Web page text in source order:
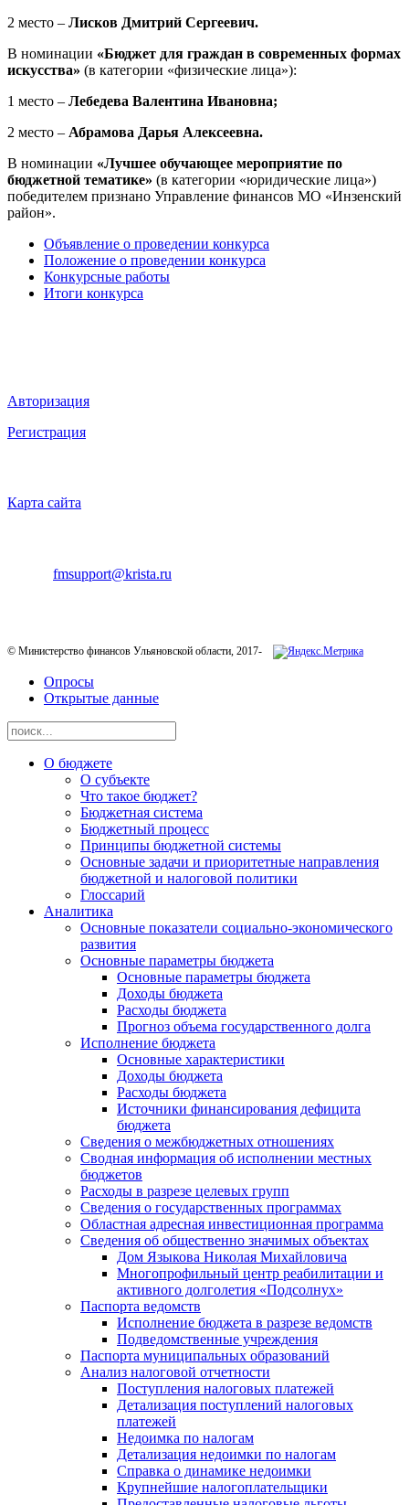
2 место – Лисков Дмитрий Сергеевич.
В номинации «Бюджет для граждан в современных формах
искусства» (в категории «физические лица»):
1 место – Лебедева Валентина Ивановна;
2 место – Абрамова Дарья Алексеевна.
В номинации «Лучшее обучающее мероприятие по
бюджетной тематике» (в категории «юридические лица»)
победителем признано Управление финансов МО «Инзенский
район».
Объявление о проведении конкурса
Положение о проведении конкурса
Конкурсные работы
Итоги конкурса
Авторизация
Регистрация
Карта сайта
fmsupport@krista.ru
© Министерство финансов Ульяновской области, 2017-
Опросы
Открытые данные
О бюджете
О субъекте
Что такое бюджет?
Бюджетная система
Бюджетный процесс
Принципы бюджетной системы
Основные задачи и приоритетные направления
бюджетной и налоговой политики
Глоссарий
Аналитика
Основные показатели социально-экономического
развития
Основные параметры бюджета
Основные параметры бюджета
Доходы бюджета
Расходы бюджета
Прогноз объема государственного долга
Исполнение бюджета
Основные характеристики
Доходы бюджета
Расходы бюджета
Источники финансирования дефицита
бюджета
Сведения о межбюджетных отношениях
Сводная информация об исполнении местных
бюджетов
Расходы в разрезе целевых групп
Сведения о государственных программах
Областная адресная инвестиционная программа
Сведения об общественно значимых объектах
Дом Языкова Николая Михайловича
Многопрофильный центр реабилитации и
активного долголетия «Подсолнух»
Паспорта ведомств
Исполнение бюджета в разрезе ведомств
Подведомственные учреждения
Паспорта муниципальных образований
Анализ налоговой отчетности
Поступления налоговых платежей
Детализация поступлений налоговых
платежей
Недоимка по налогам
Детализация недоимки по налогам
Справка о динамике недоимки
Крупнейшие налогоплательщики